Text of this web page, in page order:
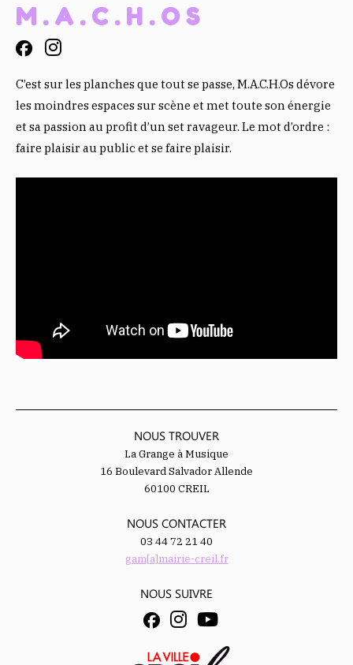
M.A.C.H.OS
C’est sur les planches que tout se passe, M.A.C.H.Os dévore
les moindres espaces sur scène et met toute son énergie
et sa passion au profit d’un set ravageur. Le mot d’ordre :
faire plaisir au public et se faire plaisir.
NOUS TROUVER
La Grange à Musique
16 Boulevard Salvador Allende
60100 CREIL
NOUS CONTACTER
03 44 72 21 40
gam[a]mairie-creil.fr
NOUS SUIVRE